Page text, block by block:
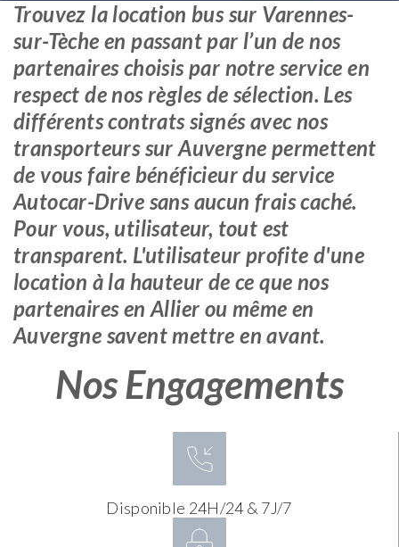
Trouvez la location bus sur Varennes-
sur-Tèche en passant par l’un de nos
partenaires choisis par notre service en
respect de nos règles de sélection. Les
différents contrats signés avec nos
transporteurs sur Auvergne permettent
de vous faire bénéficieur du service
Autocar-Drive sans aucun frais caché.
Pour vous, utilisateur, tout est
transparent. L'utilisateur profite d'une
location à la hauteur de ce que nos
partenaires en Allier ou même en
Auvergne savent mettre en avant.
Nos Engagements
Disponible 24H/24 & 7J/7